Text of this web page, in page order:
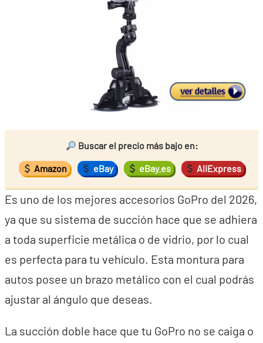
Buscar el precio más bajo en:
Amazon eBay eBay.es AliExpress
Es uno de los mejores accesorios GoPro del 2026,
ya que su sistema de succión hace que se adhiera
a toda superficie metálica o de vidrio, por lo cual
es perfecta para tu vehículo. Esta montura para
autos posee un brazo metálico con el cual podrás
ajustar al ángulo que deseas.
La succión doble hace que tu GoPro no se caiga o